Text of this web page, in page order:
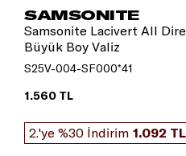
SAMSONITE
Samsonite Lacivert All
Büyük Boy Valiz
S25V-004-SF000*41
1.560 TL
2.'ye %30 İndirim 1.092 TL